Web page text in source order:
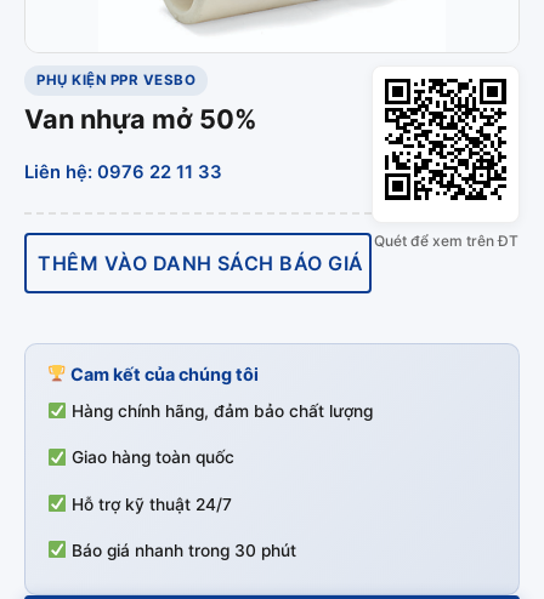
PHỤ KIỆN PPR VESBO
Van nhựa mở 50%
Liên hệ: 0976 22 11 33
THÊM VÀO DANH SÁCH BÁO GIÁ
Quét để xem trên ĐT
Cam kết của chúng tôi
Hàng chính hãng, đảm bảo chất lượng
Giao hàng toàn quốc
Hỗ trợ kỹ thuật 24/7
Báo giá nhanh trong 30 phút